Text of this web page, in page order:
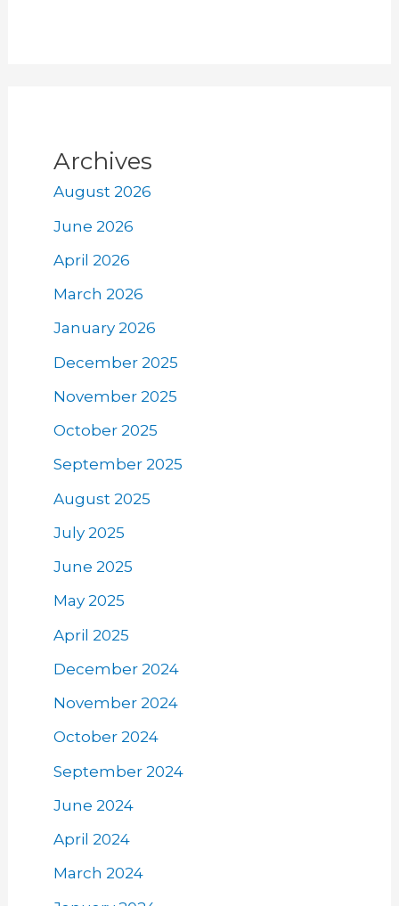
Archives
August 2026
June 2026
April 2026
March 2026
January 2026
December 2025
November 2025
October 2025
September 2025
August 2025
July 2025
June 2025
May 2025
April 2025
December 2024
November 2024
October 2024
September 2024
June 2024
April 2024
March 2024